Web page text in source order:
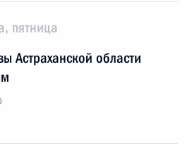
пятница
Астраханской области